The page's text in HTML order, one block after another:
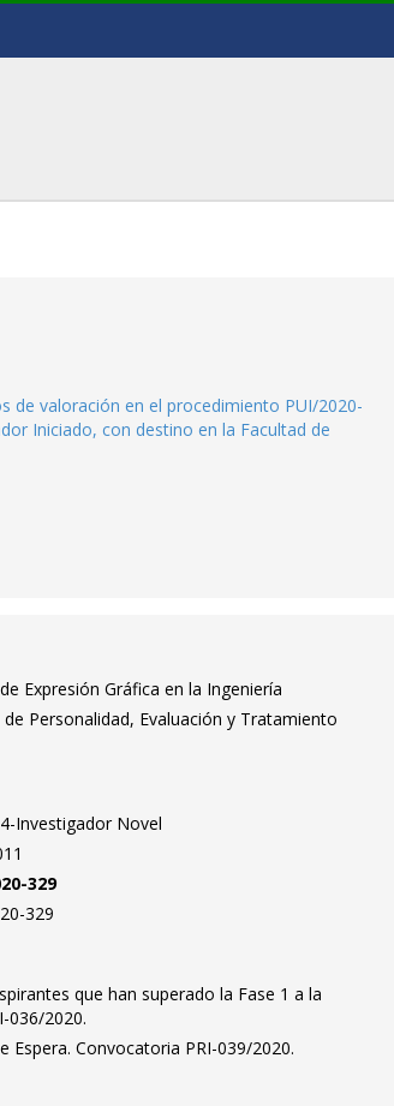
de valoración en el procedimiento PUI/2020-
Iniciado, con destino en la Facultad de
Expresión Gráfica en la Ingeniería
Personalidad, Evaluación y Tratamiento
Investigador Novel
329
329
que han superado la Fase 1 a la
036/2020.
Convocatoria PRI-039/2020.